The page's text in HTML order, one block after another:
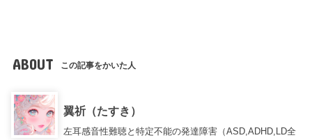
ABOUT この記事をかいた人
翼祈（たすき）
左耳感音性難聴と特定不能の発達障害（ASD,ADHD,LD全